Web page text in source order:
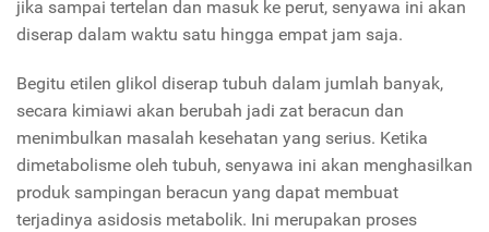
jika sampai tertelan dan masuk ke perut, senyawa ini akan
diserap dalam waktu satu hingga empat jam saja.
Begitu etilen glikol diserap tubuh dalam jumlah banyak,
secara kimiawi akan berubah jadi zat beracun dan
menimbulkan masalah kesehatan yang serius. Ketika
dimetabolisme oleh tubuh, senyawa ini akan menghasilkan
produk sampingan beracun yang dapat membuat
terjadinya asidosis metabolik. Ini merupakan proses